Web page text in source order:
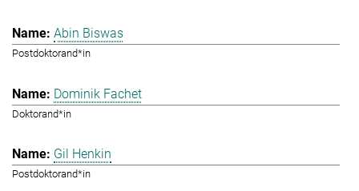
Abin Biswas
Postdoktorand*in
Dominik Fachet
Doktorand*in
Gil Henkin
Postdoktorand*in